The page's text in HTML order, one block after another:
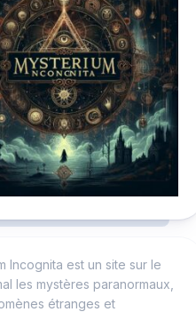
Incognita est un site sur le
les mystères paranormaux,
étranges et